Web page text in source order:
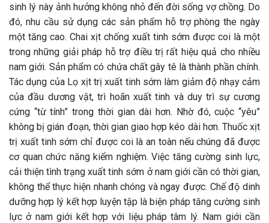
sinh lý này ảnh hưởng không nhỏ đến đời sống vợ chồng. Do
đó, nhu cầu sử dụng các sản phẩm hỗ trợ phòng the ngày
một tăng cao. Chai xịt chống xuất tinh sớm được coi là một
trong những giải pháp hỗ trợ điều trị rất hiệu quả cho nhiều
nam giới. Sản phẩm có chứa chất gây tê là ​​thành phần chính.
Tác dụng của Lọ xịt trị xuất tinh sớm làm giảm độ nhạy cảm
của đầu dương vật, trì hoãn xuất tinh và duy trì sự cương
cứng “từ tính” trong thời gian dài hơn. Nhờ đó, cuộc “yêu”
không bị gián đoạn, thời gian giao hợp kéo dài hơn. Thuốc xịt
trị xuất tinh sớm chỉ được coi là an toàn nếu chúng đã được
cơ quan chức năng kiểm nghiệm. Việc tăng cường sinh lực,
cải thiện tình trạng xuất tinh sớm ở nam giới cần có thời gian,
không thể thực hiện nhanh chóng và ngay được. Chế độ dinh
dưỡng hợp lý kết hợp luyện tập là biện pháp tăng cường sinh
lực ở nam giới kết hợp với liệu pháp tâm lý. Nam giới cần